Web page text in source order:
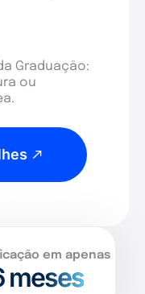
Graduação:
ou
em apenas
meses